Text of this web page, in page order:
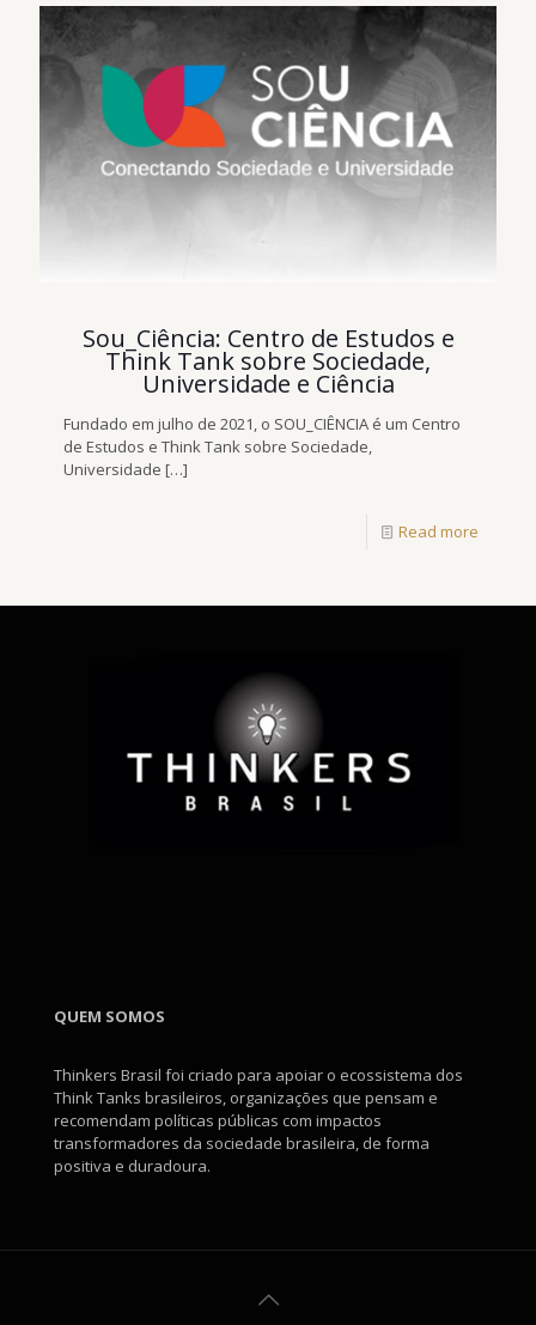
Sou_Ciência: Centro de Estudos e
Think Tank sobre Sociedade,
Universidade e Ciência
Fundado em julho de 2021, o SOU_CIÊNCIA é um Centro
de Estudos e Think Tank sobre Sociedade,
Universidade […]
Read more
QUEM SOMOS
Thinkers Brasil foi criado para apoiar o ecossistema dos
Think Tanks brasileiros, organizações que pensam e
recomendam políticas públicas com impactos
transformadores da sociedade brasileira, de forma
positiva e duradoura.